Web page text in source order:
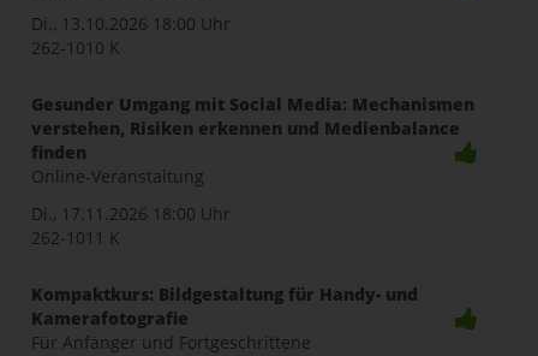
Di., 13.10.2026 18:00 Uhr
262-1010 K
Gesunder Umgang mit Social Media: Mechanismen
verstehen, Risiken erkennen und Medienbalance
finden
Online-Veranstaltung
Di., 17.11.2026 18:00 Uhr
262-1011 K
Kompaktkurs: Bildgestaltung für Handy- und
Kamerafotografie
Für Anfänger und Fortgeschrittene